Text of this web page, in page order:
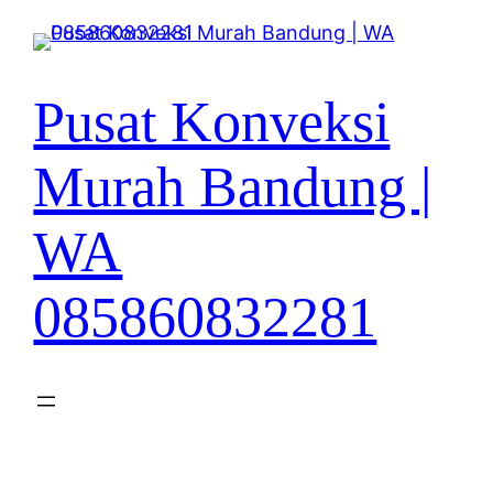
Lewati
Pusat Konveksi
Murah Bandung |
WA
085860832281